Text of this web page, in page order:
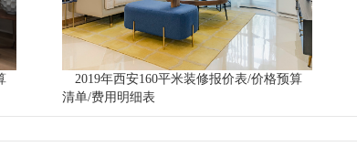
2019年西安160平米装修报价表/价格预算
清单/费用明细表